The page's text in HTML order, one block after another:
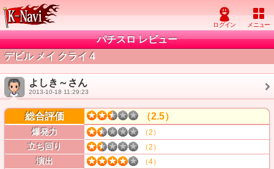
パチスロ レビュー
デビル メイ クライ 4
よしき～さん
2013-10-18 11:29:23
総合評価 （2.5）
爆発力 （2）
立ち回り （2）
演出 （4）